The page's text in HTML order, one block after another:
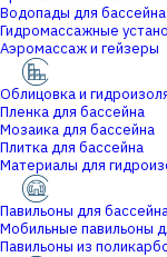
Водопады для бассейна
Гидромассажные
Аэромассаж и гейзеры
Облицовка и
Пленка для бассейна
Мозаика для бассейна
Плитка для бассейна
Материалы для
Павильоны для
Мобильные павильоны
Павильоны из